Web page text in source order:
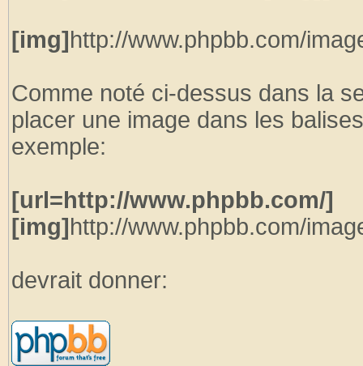
[img]http://www.phpbb.com/
Comme noté ci-dessus dans la
placer une image dans les
exemple:
[url=http://www.phpbb.com/]
[img]http://www.phpbb.com/
devrait donner: